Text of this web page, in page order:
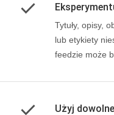
Tytuły, opisy,
lub etykiety
feedzie może
Użyj